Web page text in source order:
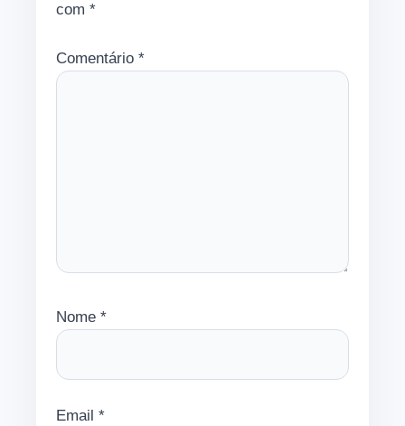
com *
Comentário *
Nome *
Email *